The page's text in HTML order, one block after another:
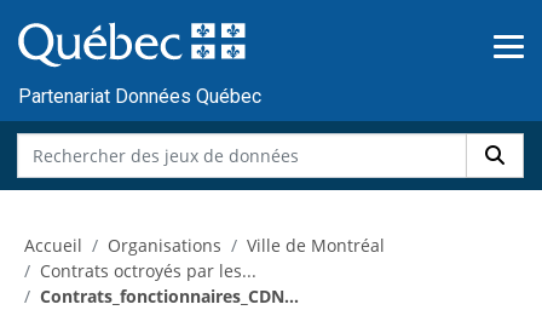
au
contenu
Partenariat Données Québec
Accueil Organisations
Ville de Montréal
Contrats octroyés par les...
Contrats_fonctionnaires_CDN...